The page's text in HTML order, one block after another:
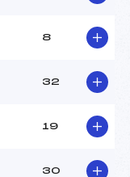
8
32
19
30